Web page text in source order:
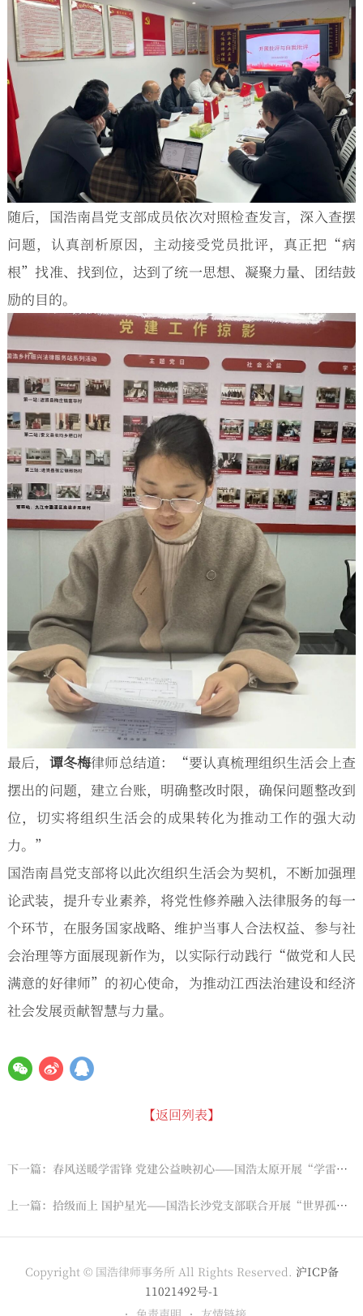
随后，国浩南昌党支部成员依次对照检查发言，深入查摆
问题，认真剖析原因，主动接受党员批评，真正把“病
根”找准、找到位，达到了统一思想、凝聚力量、团结鼓
励的目的。
最后， 谭冬梅律师总结道：“要认真梳理组织生活会上查
摆出的问题，建立台账，明确整改时限，确保问题整改到
位，切实将组织生活会的成果转化为推动工作的强大动
力。”
国浩南昌党支部将以此次组织生活会为契机，不断加强理
论武装，提升专业素养，将党性修养融入法律服务的每一
个环节，在服务国家战略、维护当事人合法权益、参与社
会治理等方面展现新作为，以实际行动践行“做党和人民
满意的好律师”的初心使命，为推动江西法治建设和经济
社会发展贡献智慧与力量。
【返回列表】
下一篇：春风送暖学雷锋 党建公益映初心——国浩太原开展“学雷锋 做志愿 共同奋进‘十五五’”主题党日活动
上一篇：拾级而上 国护星光——国浩长沙党支部联合开展“世界孤独症日”公益活动
Copyright © 国浩律师事务所 All Rights Reserved. 沪ICP备
11021492号-1